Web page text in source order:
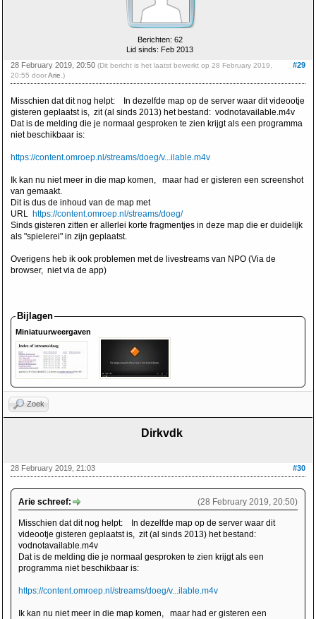
Berichten: 62
Lid sinds: Feb 2013
#29
28 February 2019, 20:50 (Dit bericht is het laatst bewerkt op 28 February 2019,
20:55 doorArie .)
Misschien dat dit nog helpt: In dezelfde map op de server waar dit videootje
gisteren geplaatst is, zit (al sinds 2013) het bestand: vodnotavailable.m4v
Dat is de melding die je normaal gesproken te zien krijgt als een programma
niet beschikbaar is:
https://content.omroep.nl/streams/doeg/v...ilable.m4v
Ik kan nu niet meer in die map komen, maar had er gisteren een screenshot
van gemaakt.
Dit is dus de inhoud van de map met
URL https://content.omroep.nl/streams/doeg/
Sinds gisteren zitten er allerlei korte fragmentjes in deze map die er duidelijk
als "spielerei" in zijn geplaatst.
Overigens heb ik ook problemen met de livestreams van NPO (Via de
browser, niet via de app)
Bijlagen
Miniatuurweergaven
Zoek
Dirkvdk
#30
28 February 2019, 21:03
(28 February 2019, 20:50)
Arie schreef:
Misschien dat dit nog helpt: In dezelfde map op de server waar dit
videootje gisteren geplaatst is, zit (al sinds 2013) het bestand:
vodnotavailable.m4v
Dat is de melding die je normaal gesproken te zien krijgt als een
programma niet beschikbaar is:
https://content.omroep.nl/streams/doeg/v...ilable.m4v
Ik kan nu niet meer in die map komen, maar had er gisteren een